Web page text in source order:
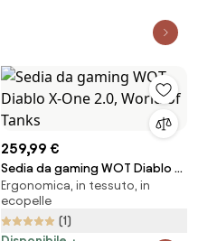
259,99 €
Sedia da gaming WOT Diablo X-
One 2.0, World of Tanks
Ergonomica, in tessuto, in
ecopelle
(1)